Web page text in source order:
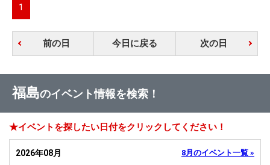
1
前の日 今日に戻る 次の日
福島のイベント情報を検索！
★イベントを探したい日付をクリックしてください！
2026年08月 8月のイベント一覧 »